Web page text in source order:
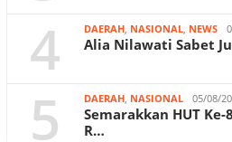
4 DAERAH, NASIONAL, NEWS
Alia Nilawati Sabet
5 DAERAH, NASIONAL 05/08/
Semarakkan HUT Ke-
R…